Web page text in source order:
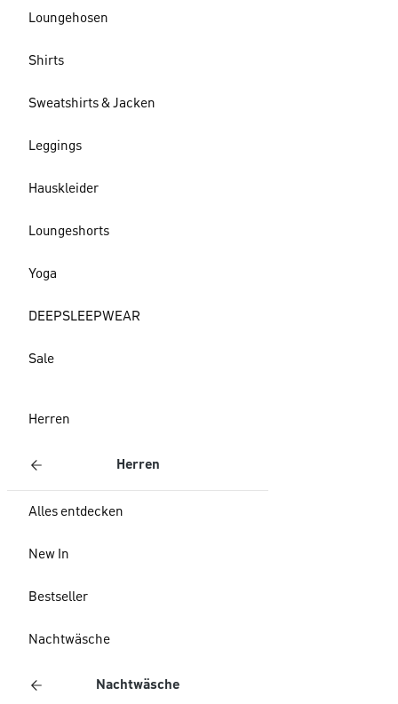
Loungehosen
Shirts
Sweatshirts & Jacken
Leggings
Hauskleider
Loungeshorts
Yoga
DEEPSLEEPWEAR
Sale
Herren
Herren
Alles entdecken
New In
Bestseller
Nachtwäsche
Nachtwäsche